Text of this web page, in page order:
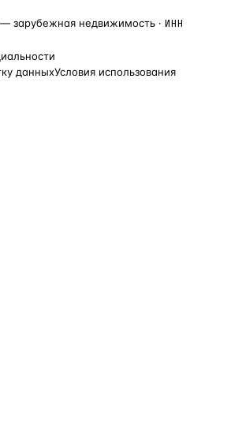
зарубежная недвижимость · ИНН
данныхУсловия использования